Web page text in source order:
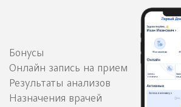
Бонусы
Онлайн запись на прием
Результаты анализов
Назначения врачей